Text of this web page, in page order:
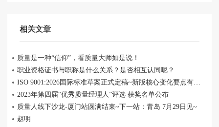
相关文章
质量是一种“信仰”，看质量大师如是说！
职业资格证书与职称是什么关系？是否相互认同呢？
ISO 9001:2026国际标准草案正式定稿~新版核心变化要点有哪些？
2023年第四届“优秀质量经理人”评选 获奖名单公布
质量人线下沙龙-厦门站圆满结束~下一站：青岛 7月29日见~
赵明